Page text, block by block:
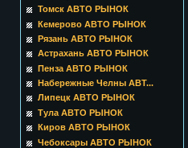
Томск АВТО РЫНОК
Кемерово АВТО РЫНОК
Рязань АВТО РЫНОК
Астрахань АВТО РЫНОК
Пенза АВТО РЫНОК
Набережные Челны АВТ...
Липецк АВТО РЫНОК
Тула АВТО РЫНОК
Киров АВТО РЫНОК
Чебоксары АВТО РЫНОК